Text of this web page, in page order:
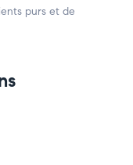
purs et de